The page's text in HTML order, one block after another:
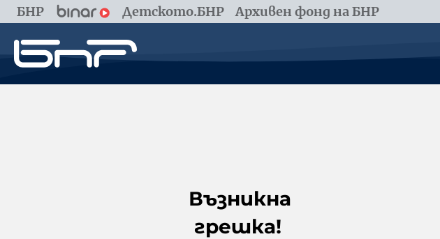
БНР Детското.БНР Архивен фонд на БНР
Възникна
грешка!